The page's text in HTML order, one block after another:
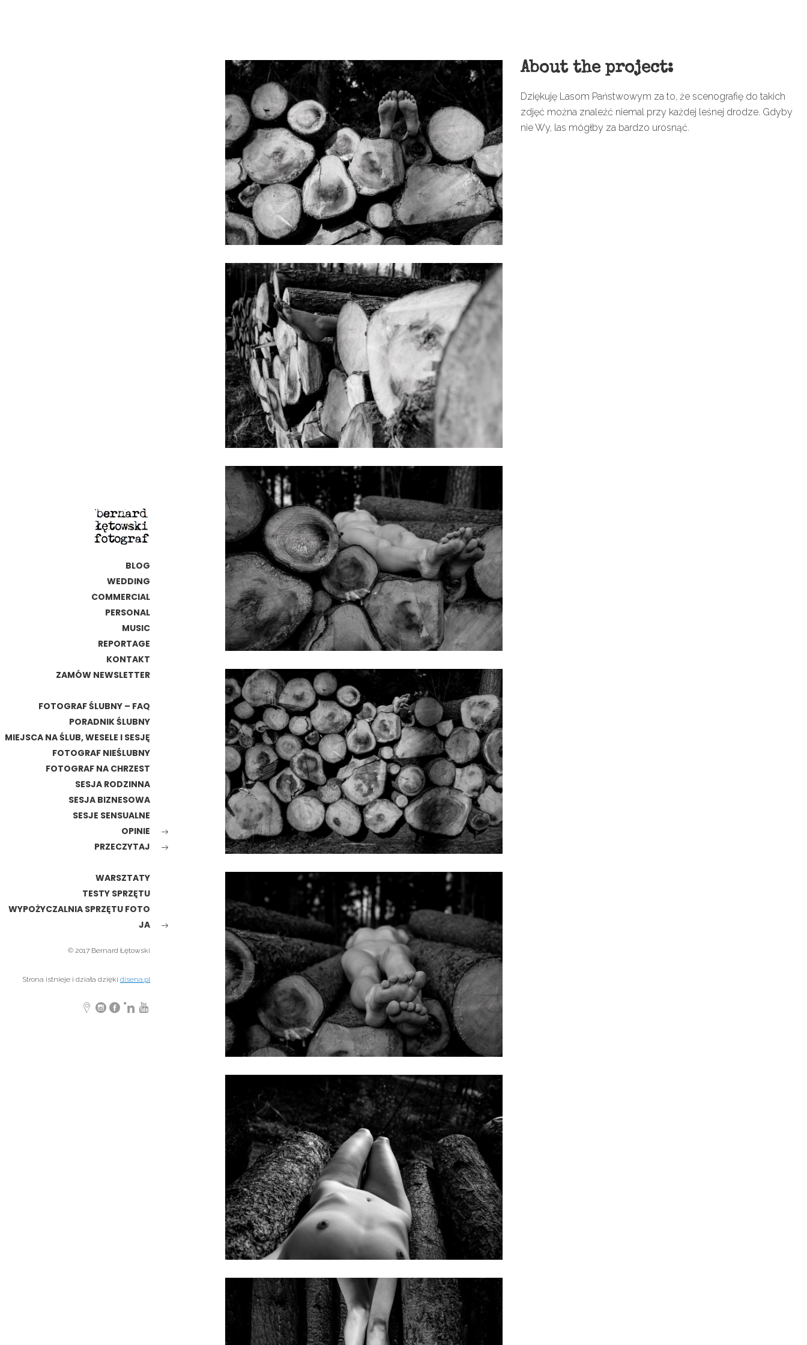
BLOG
WEDDING
COMMERCIAL
PERSONAL
MUSIC
REPORTAGE
KONTAKT
ZAMÓW NEWSLETTER
FOTOGRAF ŚLUBNY – FAQ
PORADNIK ŚLUBNY
MIEJSCA NA ŚLUB, WESELE I SESJĘ
FOTOGRAF NIEŚLUBNY
FOTOGRAF NA CHRZEST
SESJA RODZINNA
SESJA BIZNESOWA
SESJE SENSUALNE
OPINIE
PRZECZYTAJ
WARSZTATY
TESTY SPRZĘTU
WYPOŻYCZALNIA SPRZĘTU FOTO
JA
© 2017 Bernard Łętowski
Strona istnieje i działa dzięki disena.pl
About the project:
Dziękuję Lasom Państwowym za to, że scenografię do takich
zdjęć można znaleźć niemal przy każdej leśnej drodze. Gdyby
nie Wy, las mógłby za bardzo urosnąć.